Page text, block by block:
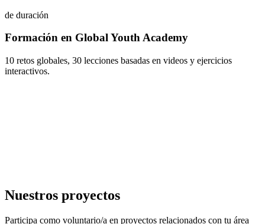
de duración
Formación en Global Youth Academy
10 retos globales, 30 lecciones basadas en videos y ejercicios
interactivos.
Nuestros proyectos
Participa como voluntario/a en proyectos relacionados con tu área